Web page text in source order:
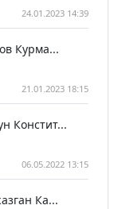
24.01.2023 14:39
Курма...
21.01.2023 18:15
Констит...
06.05.2022 13:15
Ка...